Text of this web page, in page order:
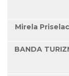
Mirela
BANDA